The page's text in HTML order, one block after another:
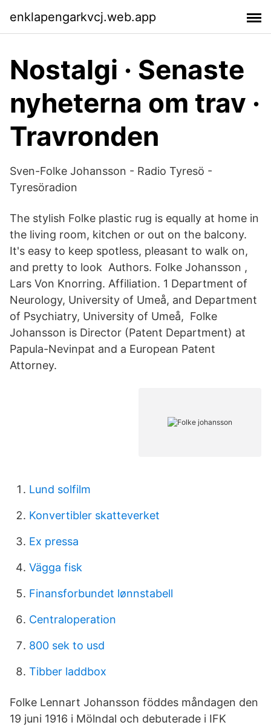
enklapengarkvcj.web.app
Nostalgi · Senaste
nyheterna om trav ·
Travronden
Sven-Folke Johansson - Radio Tyresö -
Tyresöradion
The stylish Folke plastic rug is equally at home in
the living room, kitchen or out on the balcony.
It's easy to keep spotless, pleasant to walk on,
and pretty to look Authors. Folke Johansson ,
Lars Von Knorring. Affiliation. 1 Department of
Neurology, University of Umeå, and Department
of Psychiatry, University of Umeå, Folke
Johansson is Director (Patent Department) at
Papula-Nevinpat and a European Patent
Attorney.
Lund solfilm
Konvertibler skatteverket
Ex pressa
Vägga fisk
Finansforbundet lønnstabell
Centraloperation
800 sek to usd
Tibber laddbox
Folke Lennart Johansson föddes måndagen den
19 juni 1916 i Mölndal och debuterade i IFK